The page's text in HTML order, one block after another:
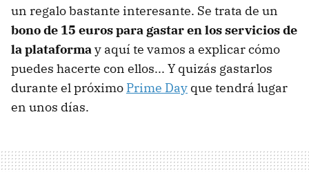
un regalo bastante interesante. Se trata de un
bono de 15 euros para gastar en los servicios de
la plataformay aquí te vamos a explicar cómo
puedes hacerte con ellos... Y quizás gastarlos
durante el próximo Prime Day que tendrá lugar
en unos días.